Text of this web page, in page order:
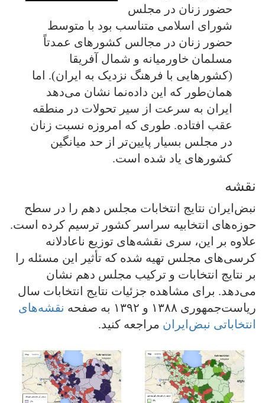
حضور زنان در مجلس
شورای اسلامی متناسب بود با متوسط
حضور زنان در مجالس کشورهای عمدتاً
مسلمان خاورمیانه و شمال آفریقا
(کشورهایی با فرهنگ نزدیک به ایران). اما
همان‌طور که این داده‌نما نشان می‌دهد
ایران به سرعت از سیر تحولات در منطقه
عقب افتاده. طوری که امروزه نسبت زنان
در مجلس بسیار پایین‌تر از حد میانگین
کشورهای یاد شده است.
نقشه
نبض‌ایران نتایج انتخابات مجلس دهم را در سطح
حوزه‌های انتخابیه سراسر کشور ترسیم کرده است.
علاوه بر این، سری نقشه‌های توزیع ناعادلانه
کرسی‌های مجلس تهیه شده که تأثیر این مسئله را
بر نتایج انتخابات و ترکیب مجلس دهم نشان
می‌دهد. برای مشاهده جزئیات نتایج انتخابات سال
ریاست‌جمهوری ۱۳۸۸ و ۱۳۹۲ به صفحه
نقشه‌های
انتخاباتی نبض‌ایران مراجعه کنید.